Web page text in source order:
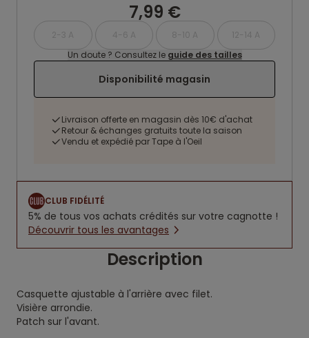
7,99 €
2-3 A 4-6 A 8-10 A
12-14 A
Un doute ? Consultez le guide des tailles
Disponibilité magasin
Livraison offerte en magasin dès 10€ d'achat
Retour & échanges gratuits toute la saison
Vendu et expédié par Tape à l'Oeil
CLUB FIDÉLITÉ
5% de tous vos achats crédités sur votre cagnotte !
Découvrir tous les avantages
Description
Casquette ajustable à l'arrière avec filet.
Visière arrondie.
Patch sur l'avant.